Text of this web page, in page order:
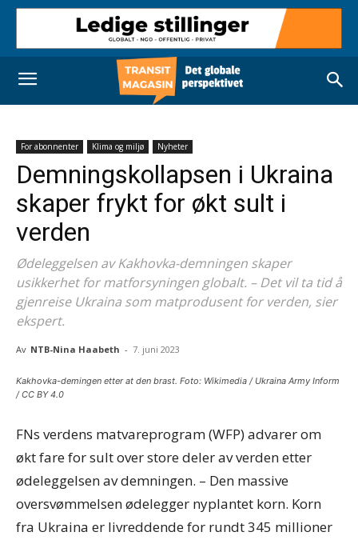
For abonnenter Klima og miljø Nyheter
Demningskollapsen i Ukraina
skaper frykt for økt sult i
verden
Ødeleggelsen av Kakhovka-demningen skaper
usikkerhet for matforsyningen globalt. – Det vil ta tid å
gjenreise Ukraina som matprodusent for verden, sier
ekspert.
Av NTB-Nina Haabeth - 7. juni 2023
Kakhovka-demingen etter at den brast. Foto: Wikimedia / Ukraina Army Inform
/ CC BY 4.0
FNs verdens matvareprogram (WFP) advarer om
økt fare for sult over store deler av verden etter
ødeleggelsen av demningen. – Den massive
oversvømmelsen ødelegger nyplantet korn. Korn
fra Ukraina er livreddende for rundt 345 millioner